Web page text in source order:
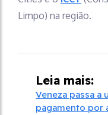
Limpo) na região.
Leia mais:
Veneza passa a
pagamento por